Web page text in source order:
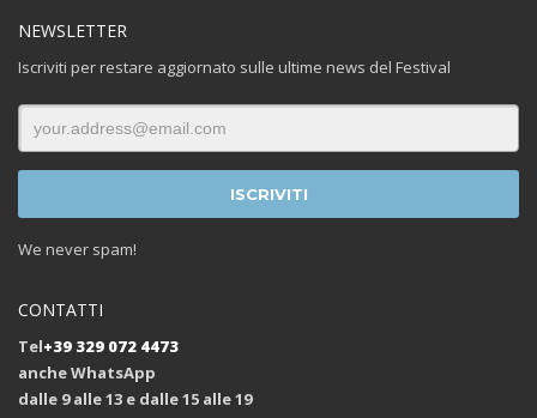
NEWSLETTER
Iscriviti per restare aggiornato sulle ultime news del Festival
We never spam!
CONTATTI
Tel+39 329 072 4473
anche WhatsApp
dalle 9 alle 13 e dalle 15 alle 19